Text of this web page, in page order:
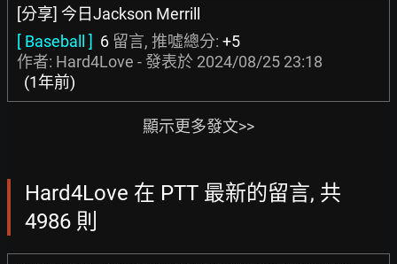
[分享] 今日Jackson Merrill
[ Baseball ] 6 留言, 推噓總分: +5
作者: Hard4Love - 發表於 2024/08/25 23:18
(1年前)
顯示更多發文>>
Hard4Love 在 PTT 最新的留言, 共
4986 則